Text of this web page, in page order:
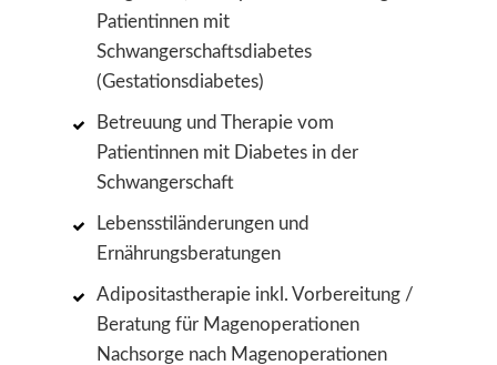
Patientinnen mit
Schwangerschaftsdiabetes
(Gestationsdiabetes)
Betreuung und Therapie vom
Patientinnen mit Diabetes in der
Schwangerschaft
Lebensstiländerungen und
Ernährungsberatungen
Adipositastherapie inkl. Vorbereitung /
Beratung für Magenoperationen
Nachsorge nach Magenoperationen